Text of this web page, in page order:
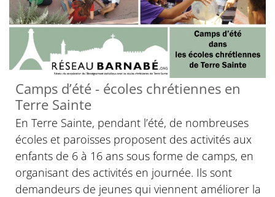
Camps d’été - écoles chrétiennes en
Terre Sainte
En Terre Sainte, pendant l’été, de nombreuses
écoles et paroisses proposent des activités aux
enfants de 6 à 16 ans sous forme de camps, en
organisant des activités en journée. Ils sont
demandeurs de jeunes qui viennent améliorer la